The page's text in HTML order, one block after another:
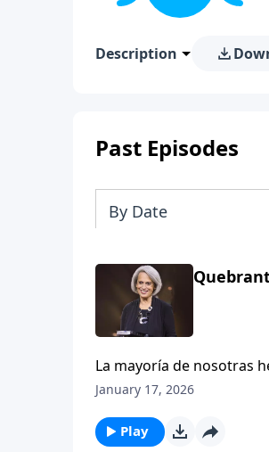
Description
Past Episodes
By Date
La mayoría de nosotras
muchas de nosotras no
January 17, 2026
Play